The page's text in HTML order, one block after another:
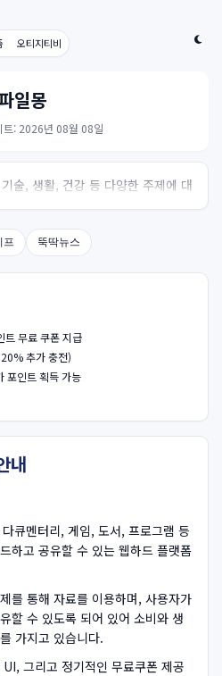
오티지티비
일몽
트: 2026년 08월 08일
술, 생활, 건강 등 다양한 주제에 대
공하는 온라인 자료실입니다.
프 뚝딱뉴스
무료 쿠폰 지급
추가 충전)
포인트 획득 가능
내
큐멘터리, 게임, 도서, 프로그램 등
하고 공유할 수 있는 웹하드 플랫폼
를 통해 자료를 이용하며, 사용자가
할 수 있도록 되어 있어 소비와 생
가지고 있습니다.
그리고 정기적인 무료쿠폰 제공